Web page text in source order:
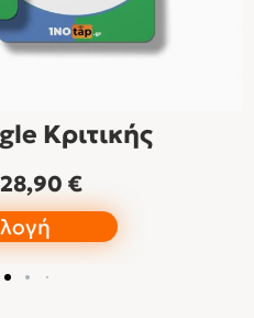
Κριτικής
28,90 €